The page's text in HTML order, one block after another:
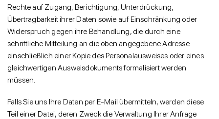
Rechte auf Zugang, Berichtigung, Unterdrückung,
Übertragbarkeit ihrer Daten sowie auf Einschränkung oder
Widerspruch gegen ihre Behandlung, die durch eine
schriftliche Mitteilung an die oben angegebene Adresse
einschließlich einer Kopie des Personalausweises oder eines
gleichwertigen Ausweisdokuments formalisiert werden
müssen.
Falls Sie uns Ihre Daten per E-Mail übermitteln, werden diese
Teil einer Datei, deren Zweck die Verwaltung Ihrer Anfrage